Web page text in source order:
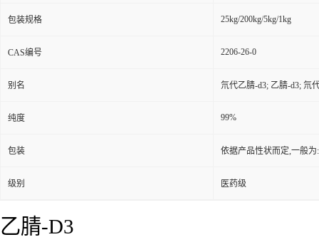
包装规格 25kg/200kg/5kg/1kg
CAS编号 2206-26-0
别名 氘代乙腈-d3; 乙腈-d3; 氘
纯度 99%
包装 依据产品性状而定,一般
级别 医药级
乙腈-D3